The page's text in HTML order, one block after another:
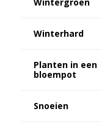
Winterhard
Planten in een
bloempot
Snoeien